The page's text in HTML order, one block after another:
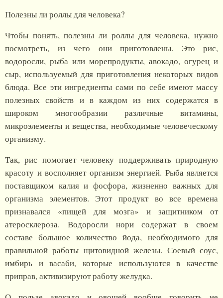
Полезны ли роллы для человека?
Чтобы понять, полезны ли роллы для человека, нужно
посмотреть, из чего они приготовлены. Это рис,
водоросли, рыба или морепродукты, авокадо, огурец и
сыр, используемый для приготовления некоторых видов
блюда. Все эти ингредиенты сами по себе имеют массу
полезных свойств и в каждом из них содержатся в
широком многообразии различные витамины,
микроэлементы и вещества, необходимые человеческому
организму.
Так, рис помогает человеку поддерживать природную
красоту и восполняет организм энергией. Рыба является
поставщиком калия и фосфора, жизненно важных для
организма элементов. Этот продукт во все времена
признавался «пищей для мозга» и защитником от
атеросклероза. Водоросли нори содержат в своем
составе большое количество йода, необходимого для
правильной работы щитовидной железы. Соевый соус,
имбирь и васаби, которые используются в качестве
приправ, активизируют работу желудка.